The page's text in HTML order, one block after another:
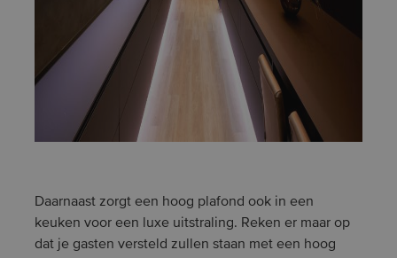
Daarnaast zorgt een hoog plafond ook in een
keuken voor een luxe uitstraling. Reken er maar op
dat je gasten versteld zullen staan met een hoog